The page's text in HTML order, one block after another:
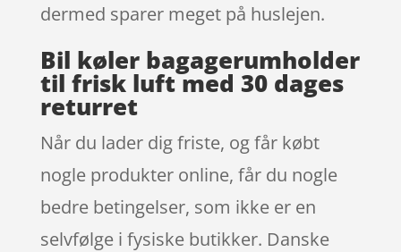
dermed sparer meget på huslejen.
Bil køler bagagerumholder
til frisk luft med 30 dages
returret
Når du lader dig friste, og får købt
nogle produkter online, får du nogle
bedre betingelser, som ikke er en
selvfølge i fysiske butikker. Danske